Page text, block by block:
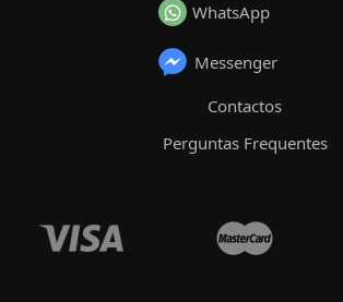
WhatsApp
Messenger
Contactos
Perguntas Frequentes